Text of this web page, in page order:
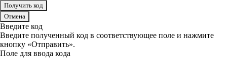
Отмена
Введите код
Введите полученный код в соответствующее поле и нажмите
кнопку «Отправить».
Поле для ввода кода